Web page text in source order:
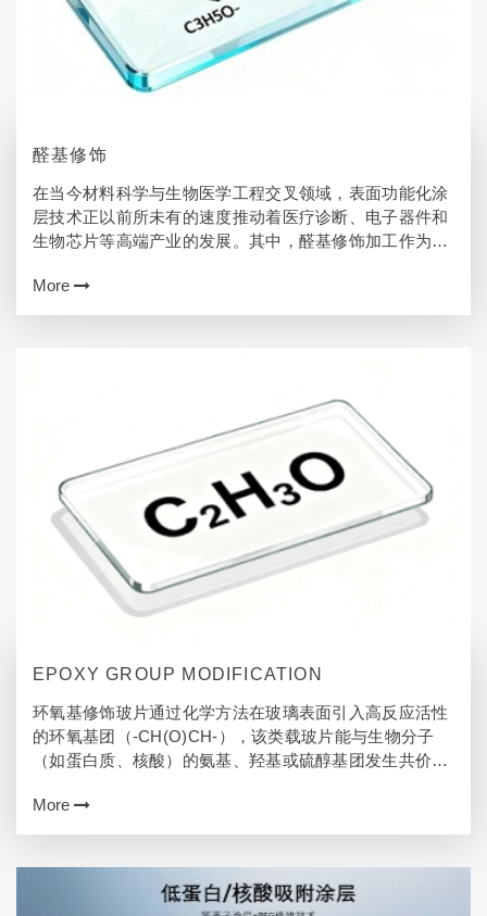
醛基修饰
在当今材料科学与生物医学工程交叉领域，表面功能化涂
层技术正以前所未有的速度推动着医疗诊断、电子器件和
生物芯片等高端产业的发展。其中，醛基修饰加工作为一
醛基（-CHO）官能团，实现了生物分子的…
More
EPOXY GROUP MODIFICATION
环氧基修饰玻片通过化学方法在玻璃表面引入高反应活性
的环氧基团（-CH(O)CH-），该类载玻片能与生物分子
（如蛋白质、核酸）的氨基、羟基或硫醇基团发生共价结
极低背景信号的平衡——既能高效捕获…
More